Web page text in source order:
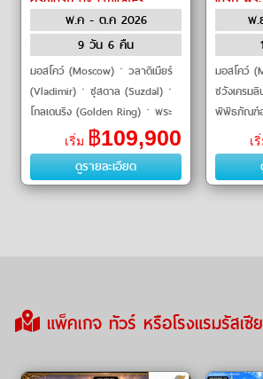
พ.ค - ต.ค 2026
9 วัน 6 คืน
มอสโคว์ (Moscow)ㆍวลาดิเมียร์
(Vladimir)ㆍซุสดาล (Suzdal)ㆍ
โกลเดนริง (Golden Ring)ㆍพระ
ราชวังซุสดาล (Suzdal Kremlin)
ㆍเซียร์กีเยฟโปสาด (Sergiyev
Posad)ㆍจัตุ�
เริ่ม ฿109,900
ดูรายละเอียด
แดง โบ
Emirates
พ.
มอสโคว์
ชวังเครม
พิพิธภัณฑ์อ
Square)
Basil's
เ
แพ็คเกจ ทัวร์ หรือโรงแรมรัสเซี